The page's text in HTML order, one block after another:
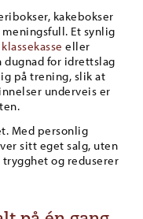
kakebokser
Et synlig
klassekasse eller
dugnad for idrettslag
på trening, slik at
underveis er
Med personlig
sitt eget salg, uten
og reduserer